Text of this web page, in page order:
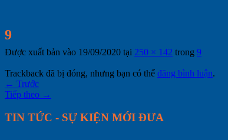
9
Được xuất bản vào 19/09/2020 tại 250 × 142 trong 9
Trackback đã bị đóng, nhưng bạn có thể đăng bình luận.
← Trước
Tiếp theo →
TIN TỨC - SỰ KIỆN MỚI ĐƯA